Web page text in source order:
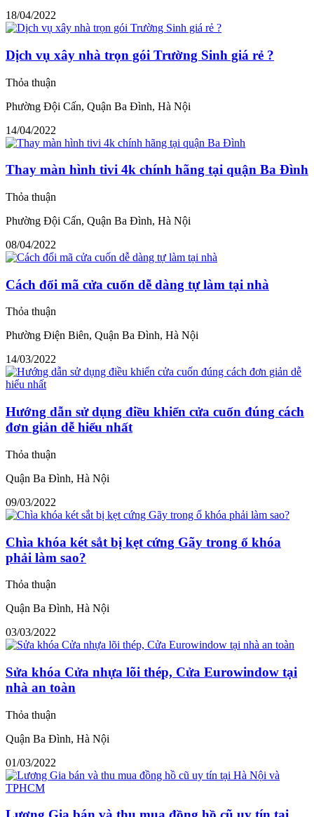
18/04/2022
Dịch vụ xây nhà trọn gói Trường Sinh giá rẻ ?
Thỏa thuận
Phường Đội Cấn, Quận Ba Đình, Hà Nội
14/04/2022
Thay màn hình tivi 4k chính hãng tại quận Ba Đình
Thỏa thuận
Phường Đội Cấn, Quận Ba Đình, Hà Nội
08/04/2022
Cách đổi mã cửa cuốn dễ dàng tự làm tại nhà
Thỏa thuận
Phường Điện Biên, Quận Ba Đình, Hà Nội
14/03/2022
Hướng dẫn sử dụng điều khiển cửa cuốn đúng cách
đơn giản dễ hiểu nhất
Thỏa thuận
Quận Ba Đình, Hà Nội
09/03/2022
Chìa khóa két sắt bị kẹt cứng Gãy trong ổ khóa
phải làm sao?
Thỏa thuận
Quận Ba Đình, Hà Nội
03/03/2022
Sửa khóa Cửa nhựa lõi thép, Cửa Eurowindow tại
nhà an toàn
Thỏa thuận
Quận Ba Đình, Hà Nội
01/03/2022